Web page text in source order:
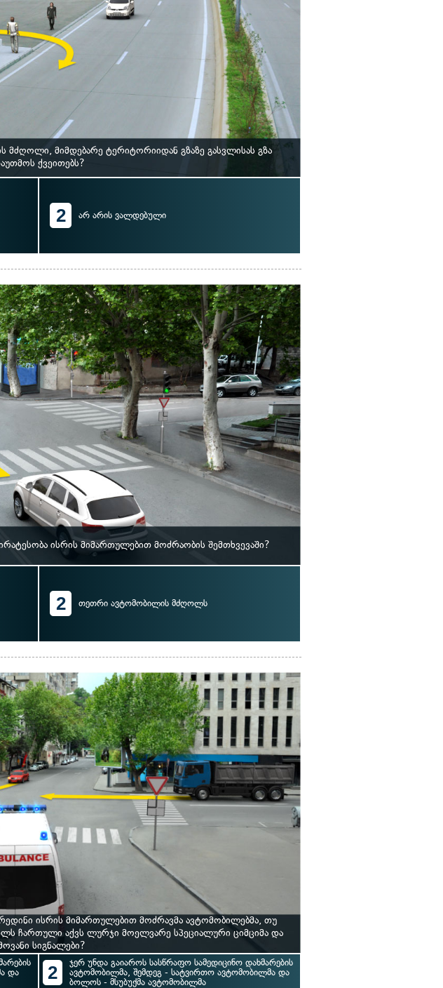
მიმდებარე ტერიტორიიდან გზაზე გასვლისას გზა
ქვეითებს?
2 არ არის ვალდებული
ისრის მიმართულებით მოძრაობის შემთხვევაში?
2 თეთრი ავტომობილის მძღოლს
ისრის მიმართულებით მოძრავმა ავტომობილებმა, თუ
ჩართული აქვს ლურჯი მოელვარე სპეციალური ციმციმა და
სიგნალები?
და
2
ჯერ უნდა გაიაროს სასწრაფო სამედიცინო დახმარების
ავტომობილმა, შემდეგ - სატვირთო ავტომობილმა და
ბოლოს - მსუბუქმა ავტომობილმა